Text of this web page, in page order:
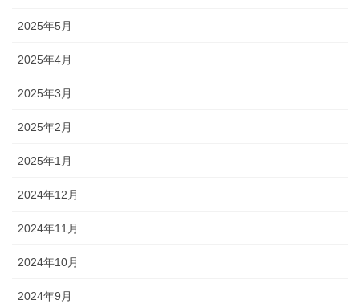
2025年5月
2025年4月
2025年3月
2025年2月
2025年1月
2024年12月
2024年11月
2024年10月
2024年9月